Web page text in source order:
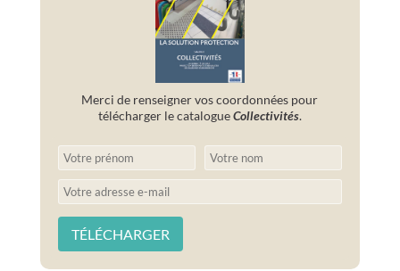
Merci de renseigner vos coordonnées pour
télécharger le catalogueCollectivités.